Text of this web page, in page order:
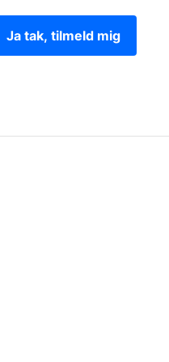
Ja tak, tilmeld mig